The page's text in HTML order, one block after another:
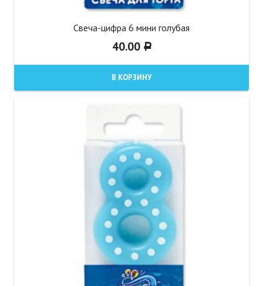
Свеча-цифра 6 мини голубая
40.00 Р
В КОРЗИНУ